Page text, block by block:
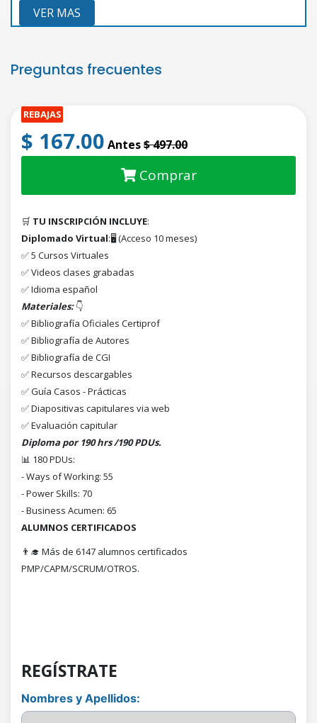
VER MAS
Preguntas frecuentes
REBAJAS
$ 167.00 Antes$ 497.00
Comprar
🛒 TU INSCRIPCIÓN INCLUYE:
Diplomado Virtual:🖥️ (Acceso 10 meses)
✅ 5 Cursos Virtuales
✅ Videos clases grabadas
✅ Idioma español
Materiales:👇
✅ Bibliografía Oficiales Certiprof
✅ Bibliografía de Autores
✅ Bibliografía de CGI
✅ Recursos descargables
✅ Guía Casos - Prácticas
✅ Diapositivas capitulares via web
✅ Evaluación capitular
Diploma por 190 hrs /190 PDUs.
📊 180 PDUs:
- Ways of Working: 55
- Power Skills: 70
- Business Acumen: 65
ALUMNOS CERTIFICADOS
👨‍🎓 Más de 6147 alumnos certificados
PMP/CAPM/SCRUM/OTROS.
REGÍSTRATE
Nombres y Apellidos: